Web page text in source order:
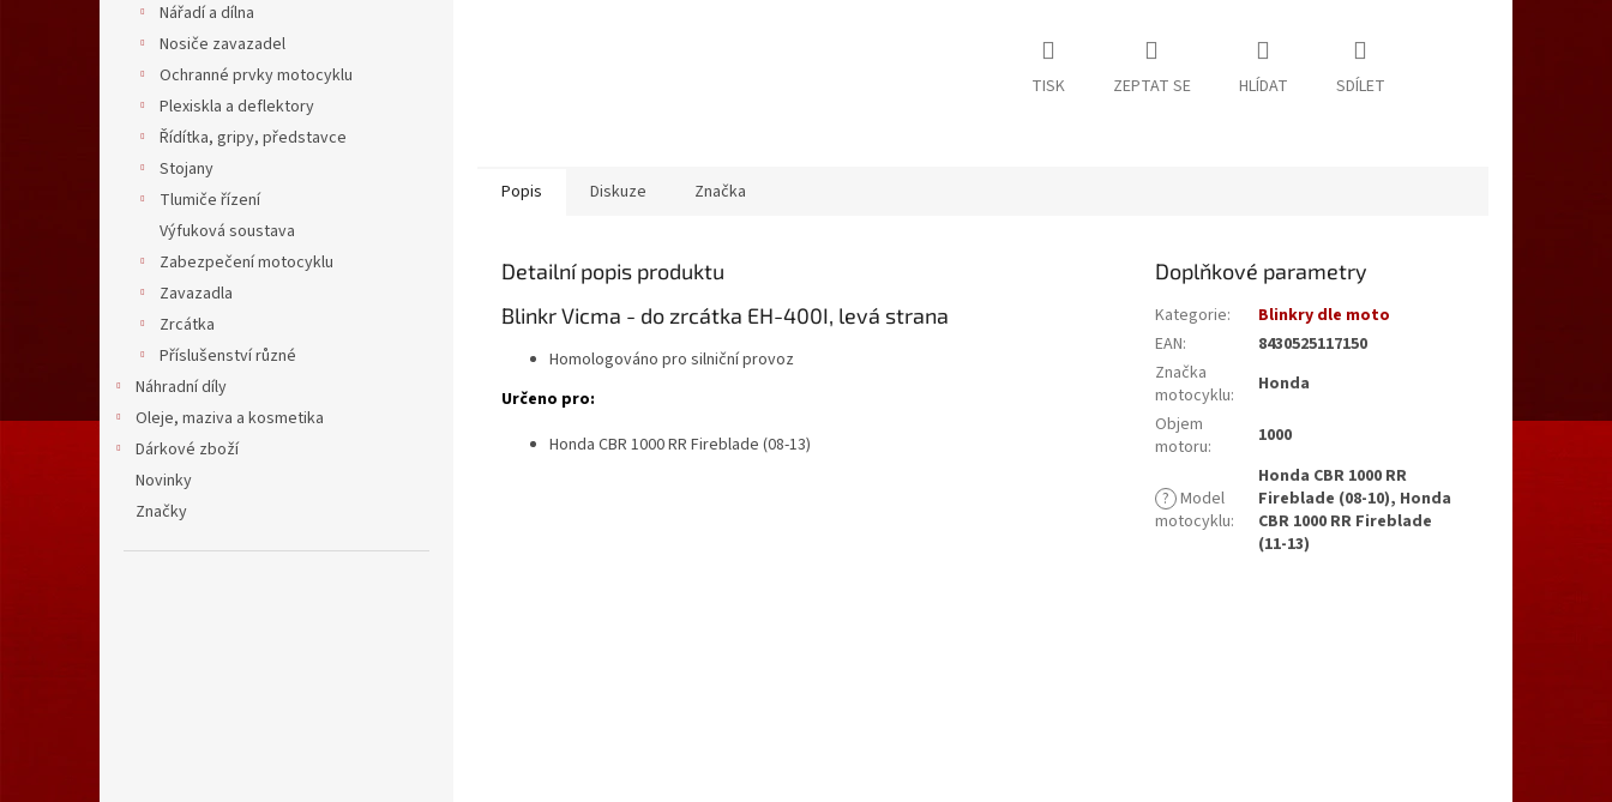
Nářadí a dílna
Nosiče zavazadel
Ochranné prvky motocyklu
Plexiskla a deflektory
Řídítka, gripy, představce
Stojany
Tlumiče řízení
Výfuková soustava
Zabezpečení motocyklu
Zavazadla
Zrcátka
Příslušenství různé
Náhradní díly
Oleje, maziva a kosmetika
Dárkové zboží
Novinky
Značky
TISK ZEPTAT SE HLÍDAT SDÍLET
Popis Diskuze Značka
Detailní popis produktu
Blinkr Vicma - do zrcátka EH-400I, levá strana
Homologováno pro silniční provoz
Určeno pro:
Honda CBR 1000 RR Fireblade (08-13)
Doplňkové parametry
Kategorie:
Blinkry dle moto
EAN:
8430525117150
Značka
motocyklu:
Honda
Objem
motoru: 1000
? Model
motocyklu:
Honda CBR 1000 RR
Fireblade (08-10), Honda
CBR 1000 RR Fireblade
(11-13)